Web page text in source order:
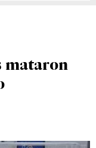
mataron